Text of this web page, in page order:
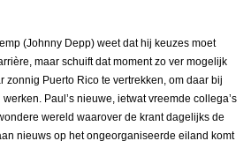
(Johnny Depp) weet dat hij keuzes moet
maar schuift dat moment zo ver mogelijk
zonnig Puerto Rico te vertrekken, om daar bij
Paul’s nieuwe, ietwat vreemde collega’s
wereld waarover de krant dagelijks de
nieuws op het ongeorganiseerde eiland komt